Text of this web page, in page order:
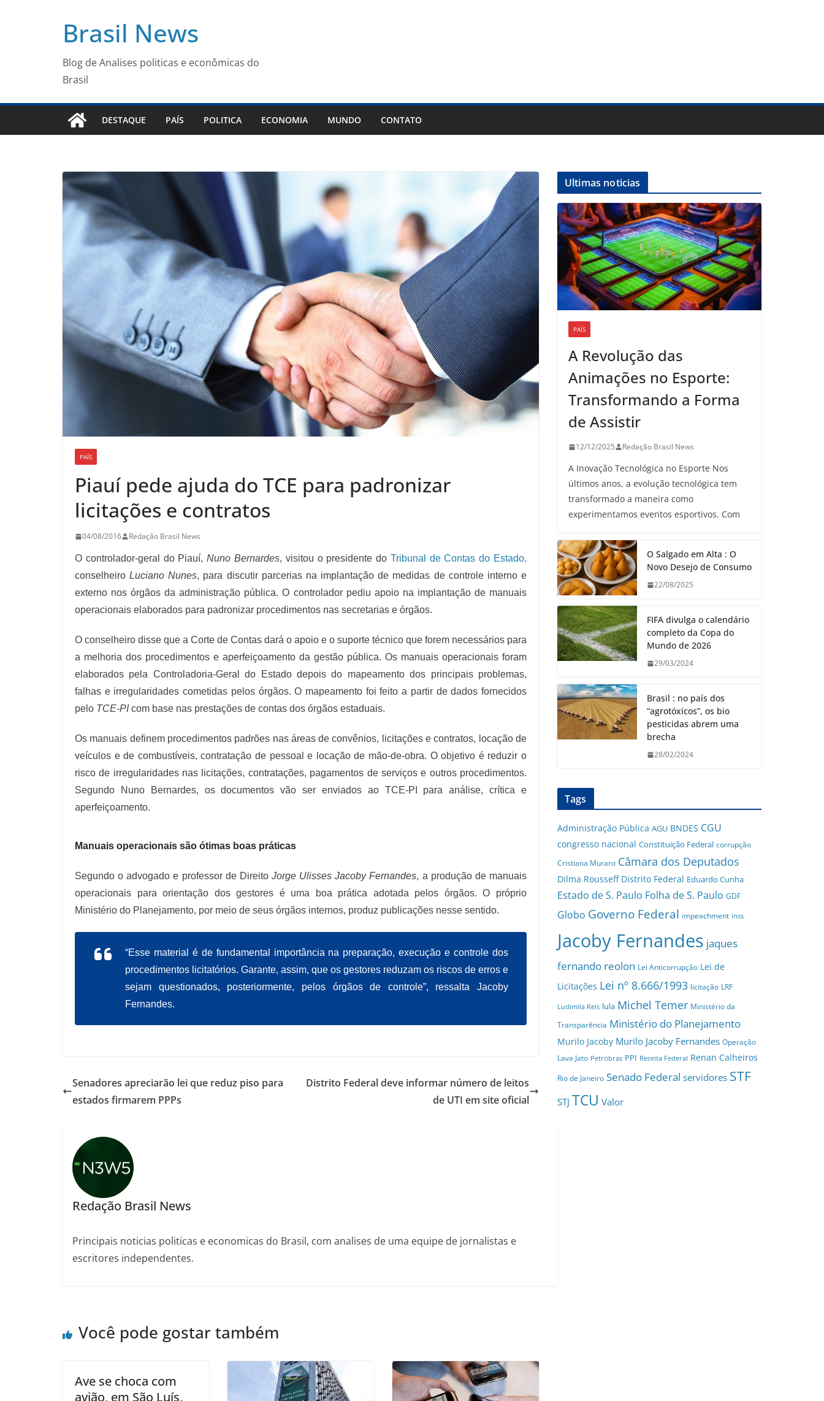
Brasil News
Blog de Analises politicas e econômicas do
Brasil
DESTAQUE PAÍS POLITICA ECONOMIA MUNDO CONTATO
PAÍS
Piauí pede ajuda do TCE para padronizar
licitações e contratos
04/08/2016 Redação Brasil News
O controlador-geral do Piauí,Nuno Bernardes, visitou o presidente do Tribunal de Contas do Estado,
conselheiroLuciano Nunes, para discutir parcerias na implantação de medidas de controle interno e
externo nos órgãos da administração pública. O controlador pediu apoio na implantação de manuais
operacionais elaborados para padronizar procedimentos nas secretarias e órgãos.
O conselheiro disse que a Corte de Contas dará o apoio e o suporte técnico que forem necessários para
a melhoria dos procedimentos e aperfeiçoamento da gestão pública. Os manuais operacionais foram
elaborados pela Controladoria-Geral do Estado depois do mapeamento dos principais problemas,
falhas e irregularidades cometidas pelos órgãos. O mapeamento foi feito a partir de dados fornecidos
pelo TCE-PIcom base nas prestações de contas dos órgãos estaduais.
Os manuais definem procedimentos padrões nas áreas de convênios, licitações e contratos, locação de
veículos e de combustíveis, contratação de pessoal e locação de mão-de-obra. O objetivo é reduzir o
risco de irregularidades nas licitações, contratações, pagamentos de serviços e outros procedimentos.
Segundo Nuno Bernardes, os documentos vão ser enviados ao TCE-PI para análise, crítica e
aperfeiçoamento.
Manuais operacionais são ótimas boas práticas
Segundo o advogado e professor de Direito Jorge Ulisses Jacoby Fernandes, a produção de manuais
operacionais para orientação dos gestores é uma boa prática adotada pelos órgãos. O próprio
Ministério do Planejamento, por meio de seus órgãos internos, produz publicações nesse sentido.
“Esse material é de fundamental importância na preparação, execução e controle dos
procedimentos licitatórios. Garante, assim, que os gestores reduzam os riscos de erros e
sejam questionados, posteriormente, pelos órgãos de controle”, ressalta Jacoby
Fernandes.
Senadores apreciarão lei que reduz piso para
estados firmarem PPPs
Distrito Federal deve informar número de leitos
de UTI em site oficial
Redação Brasil News
Principais noticias politicas e economicas do Brasil, com analises de uma equipe de jornalistas e
escritores independentes.
Você pode gostar também
Ave se choca com
avião, em São Luís,
Ultimas noticias
PAÍS
A Revolução das
Animações no Esporte:
Transformando a Forma
de Assistir
12/12/2025 Redação Brasil News
A Inovação Tecnológica no Esporte Nos
últimos anos, a evolução tecnológica tem
transformado a maneira como
experimentamos eventos esportivos. Com
O Salgado em Alta : O
Novo Desejo de Consumo
22/08/2025
FIFA divulga o calendário
completo da Copa do
Mundo de 2026
29/03/2024
Brasil : no país dos
“agrotóxicos”, os bio
pesticidas abrem uma
brecha
28/02/2024
Tags
Administração Pública AGU BNDES CGU
congresso nacional Constituição Federal corrupção
Cristiana Muraro Câmara dos Deputados
Dilma Rousseff Distrito Federal Eduardo Cunha
Estado de S. Paulo Folha de S. Paulo GDF
Globo Governo Federal impeachment inss
Jacoby Fernandes jaques
fernando reolon Lei Anticorrupção Lei de
Licitações Lei nº 8.666/1993 licitação LRF
Ludimila Reis lula Michel Temer Ministério da
Transparência Ministério do Planejamento
Murilo Jacoby Murilo Jacoby Fernandes Operação
Lava Jato Petrobras PPI Receita Federal Renan Calheiros
Rio de Janeiro Senado Federal servidores STF
STJ TCU Valor